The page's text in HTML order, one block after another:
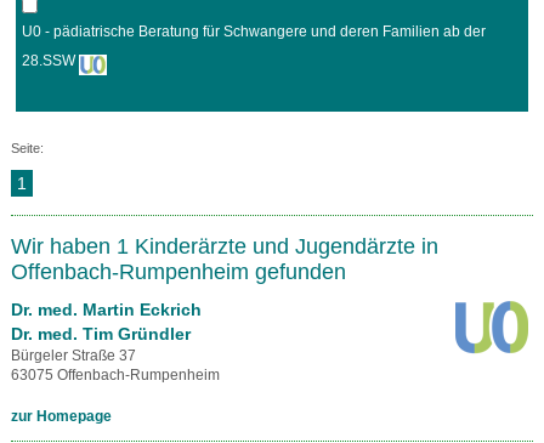
U0 - pädiatrische Beratung für Schwangere und deren Familien ab der
28.SSW
Seite:
1
Wir haben 1 Kinderärzte und Jugendärzte in
Offenbach-Rumpenheim gefunden
Dr. med. Martin Eckrich
Dr. med. Tim Gründler
Bürgeler Straße 37
63075 Offenbach-Rumpenheim
zur Homepage